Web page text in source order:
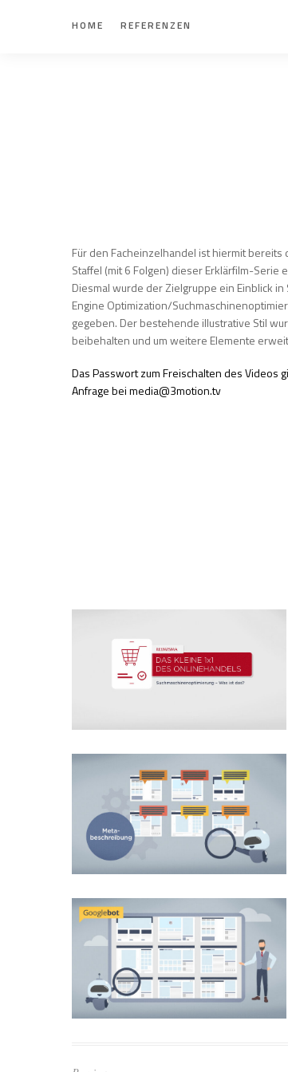
HOME REFERENZEN
Für den Facheinzelhandel ist hiermit bereits
Staffel (mit 6 Folgen) dieser Erklärfilm-Serie
Diesmal wurde der Zielgruppe ein Einblick in
Engine Optimization/
gegeben. Der bestehende illustrative Stil
beibehalten und um weitere Elemente
Das Passwort zum Freischalten des Videos
Anfrage bei media@3motion.tv